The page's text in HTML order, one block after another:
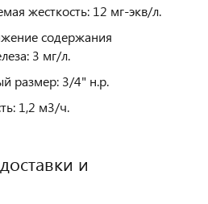
жесткость: 12 мг-экв/л.
содержания
3 мг/л.
размер: 3/4" н.р.
1,2 м3/ч.
и